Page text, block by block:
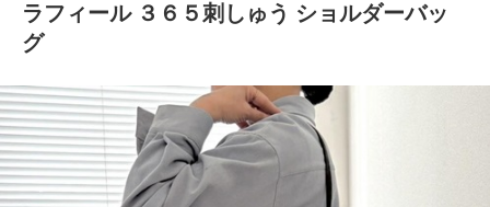
ラフィール ３６５刺しゅう ショルダーバッ
グ